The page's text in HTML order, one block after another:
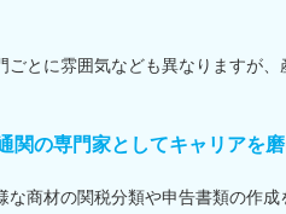
ごとに雰囲気なども異なりますが、
関の専門家としてキャリアを
な商材の関税分類や申告書類の作